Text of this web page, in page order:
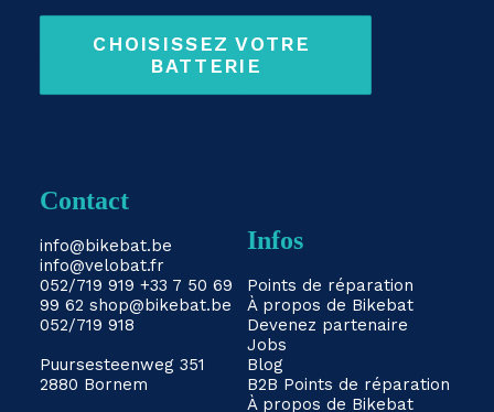
CHOISISSEZ VOTRE
BATTERIE
Contact
info@bikebat.be
info@velobat.fr
052/719 919 +33 7 50 69
99 62 shop@bikebat.be
052/719 918
Puursesteenweg 351
2880 Bornem
Infos
Points de réparation
À propos de Bikebat
Devenez partenaire
Jobs
Blog
B2B Points de réparation
À propos de Bikebat